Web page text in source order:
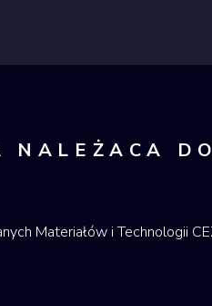
NALEŻACA
Materiałów i Technologii